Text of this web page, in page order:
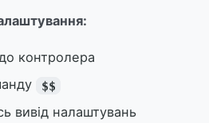
контролера
$$
вивід налаштувань